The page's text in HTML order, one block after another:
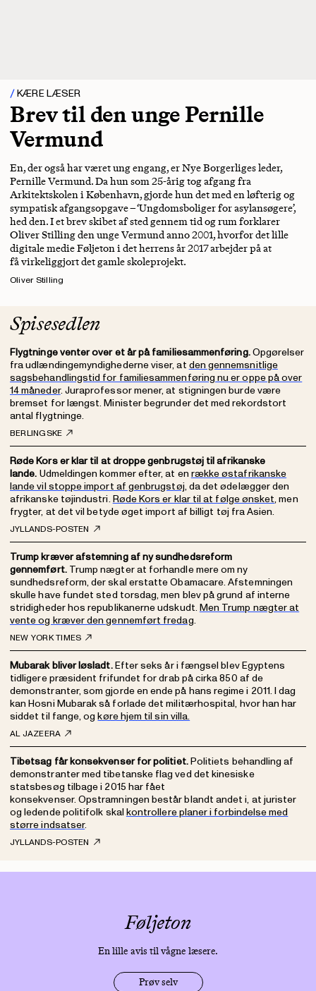
Føljeton
En lille avis til vågne læsere.
Prøv selv
KÆRE LÆSER
Brev til den unge Pernille
Vermund
En, der også har været ung engang, er Nye Borgerliges leder,
Pernille Vermund. Da hun som 25-årig tog afgang fra
Arkitektskolen i København, gjorde hun det med en løfterig og
sympatisk afgangsopgave – ‘Ungdomsboliger for asylansøgere’,
hed den. I et brev skibet af sted gennem tid og rum forklarer
Oliver Stilling den unge Vermund anno 2001, hvorfor det lille
digitale medie Føljeton i det herrens år 2017 arbejder på at
få virkeliggjort det gamle skoleprojekt.
Oliver Stilling
Spisesedlen
Flygtninge venter over et år på familiesammenføring.Opgørelser
fra udlændingemyndighederne viser, at den gennemsnitlige
sagsbehandlingstid for familiesammenføring nu er oppe på over
14 måneder. Juraprofessor mener, at stigningen burde være
bremset for længst. Minister begrunder det med rekordstort
antal flygtninge.
BERLINGSKE
Røde Kors er klar til at droppe genbrugstøj til afrikanske
lande. Udmeldingen kommer efter, at en række østafrikanske
lande vil stoppe import af genbrugstøj, da det ødelægger den
afrikanske tøjindustri. Røde Kors er klar til at følge ønsket, men
frygter, at det vil betyde øget import af billigt tøj fra Asien.
JYLLANDS-POSTEN
Trump kræver afstemning af ny sundhedsreform
gennemført. Trump nægter at forhandle mere om ny
sundhedsreform, der skal erstatte Obamacare. Afstemningen
skulle have fundet sted torsdag, men blev på grund af interne
stridigheder hos republikanerne udskudt. Men Trump nægter at
vente og kræver den gennemført fredag.
NEW YORK TIMES
Mubarak bliver løsladt.Efter seks år i fængsel blev Egyptens
tidligere præsident frifundet for drab på cirka 850 af de
demonstranter, som gjorde en ende på hans regime i 2011. I dag
kan Hosni Mubarak så forlade det militærhospital, hvor han har
siddet til fange, ogkøre hjem til sin villa.
AL JAZEERA
Tibetsag får konsekvenser for politiet.Politiets behandling af
demonstranter med tibetanske flag ved det kinesiske
statsbesøg tilbage i 2015 har fået
konsekvenser. Opstramningen består blandt andet i, at jurister
og ledende politifolk skalkontrollere planer i forbindelse med
større indsatser.
JYLLANDS-POSTEN